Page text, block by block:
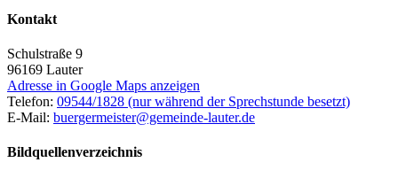
Kontakt
Schulstraße 9
96169 Lauter
Adresse in Google Maps anzeigen
Telefon: 09544/1828 (nur während der Sprechstunde besetzt)
E-Mail: buergermeister@gemeinde-lauter.de
Bildquellenverzeichnis